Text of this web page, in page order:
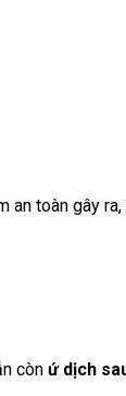
toàn gây
còn ứ dịch